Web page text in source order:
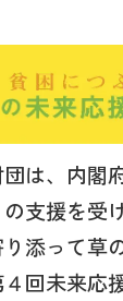
は、内閣
支援を受
添って草
回未来応